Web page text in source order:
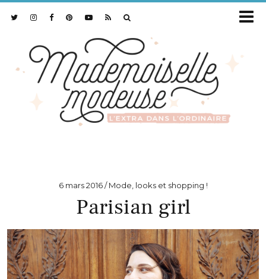
6 mars 2016 Mode, looks et shopping !
Parisian girl